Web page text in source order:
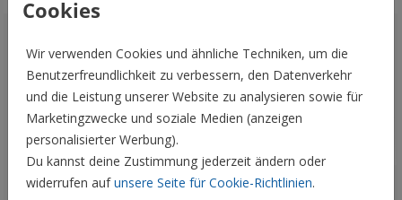
Cookies
Wir verwenden Cookies und ähnliche Techniken, um die
Benutzerfreundlichkeit zu verbessern, den Datenverkehr
und die Leistung unserer Website zu analysieren sowie für
Marketingzwecke und soziale Medien (anzeigen
personalisierter Werbung).
Du kannst deine Zustimmung jederzeit ändern oder
widerrufen aufunsere Seite für Cookie-Richtlinien.